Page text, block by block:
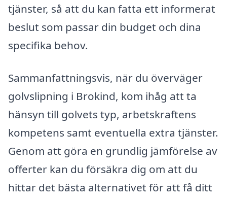
tjänster, så att du kan fatta ett informerat
beslut som passar din budget och dina
specifika behov.
Sammanfattningsvis, när du överväger
golvslipning i Brokind, kom ihåg att ta
hänsyn till golvets typ, arbetskraftens
kompetens samt eventuella extra tjänster.
Genom att göra en grundlig jämförelse av
offerter kan du försäkra dig om att du
hittar det bästa alternativet för att få ditt